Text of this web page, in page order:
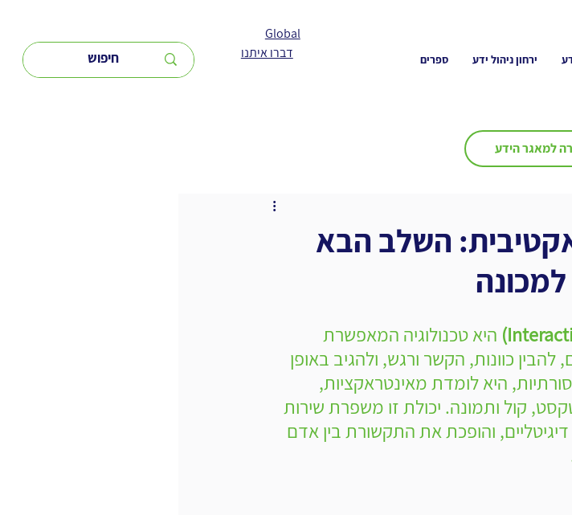
Global
ירחון ניהול ידע ספרים דברו איתנו
למאגר הידע
השלב הבא
היא טכנולוגיה המאפשרת
כוונות, הקשר ורגש, ולהגיב באופן
היא לומדת מאינטראקציות,
קול ותמונה. יכולת זו משפרת שירות
והופכת את התקשורת בין אדם